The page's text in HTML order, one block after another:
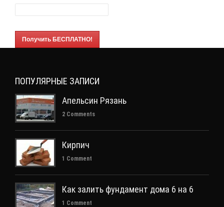
ПОПУЛЯРНЫЕ ЗАПИСИ
Апельсин Рязань
2 Comments
Кирпич
1 Comment
Как залить фундамент дома 6 на 6
1 Comment